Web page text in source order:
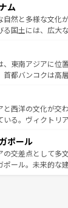
ほしい。
いいと評判のスイ
が味わえる。 なお
ほしい。
方に足を延ばせば
。そして、キムチ
さまざまな韓国料
に包まれながら、
わってみ
照してほしい。
ム
自然と多様な文化
る国土には、広大
発展と共に伝統が
ン市のフランス統
している。また、
フォーやバインミ
で味わいたい。ど
者を迎えてくれる
てほしい。
、東南アジアに位
首都バンコクは高
が交差している。
然と触れ合い、南
チでリゾート気分
。気候は一年中温
ている。親しみや
、そして多様な観
と西洋の文化が交
いる。ヴィクトリ
こを訪れても感動
、効率よく見どこ
景から文化的な体
ポール
の交差点として多
ポール。未来的な